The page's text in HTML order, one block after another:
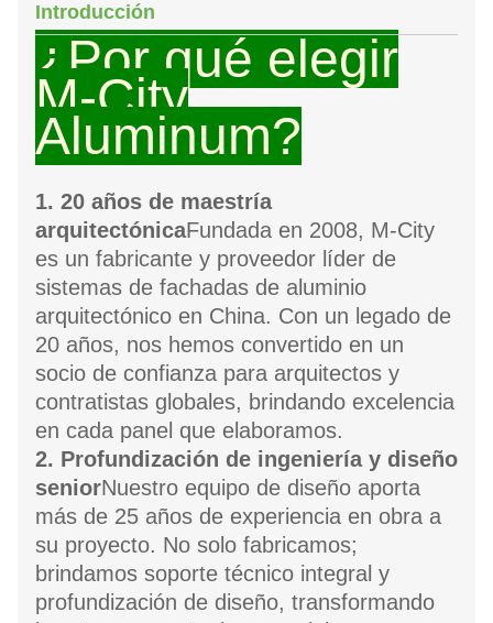
Introducción
¿Por qué elegir
M-City
Aluminum?
1. 20 años de maestría
arquitectónicaFundada en 2008, M-City
es un fabricante y proveedor líder de
sistemas de fachadas de aluminio
arquitectónico en China. Con un legado de
20 años, nos hemos convertido en un
socio de confianza para arquitectos y
contratistas globales, brindando excelencia
en cada panel que elaboramos.
2. Profundización de ingeniería y diseño
seniorNuestro equipo de diseño aporta
más de 25 años de experiencia en obra a
su proyecto. No solo fabricamos;
brindamos soporte técnico integral y
profundización de diseño, transformando